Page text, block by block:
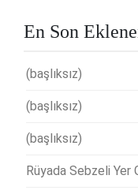
En Son
(başlıksız)
(başlıksız)
(başlıksız)
Rüyada Sebzeli Yer